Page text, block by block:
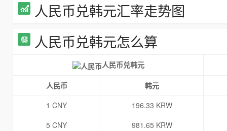
人民币兑韩元汇率走势图
人民币兑韩元怎么算
人民币兑韩元
人民币
韩元
1 CNY
196.33 KRW
5 CNY
981.65 KRW